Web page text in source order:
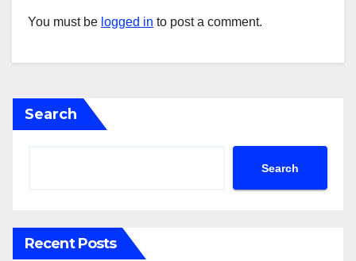
You must be logged in to post a comment.
Search
Search
Recent Posts